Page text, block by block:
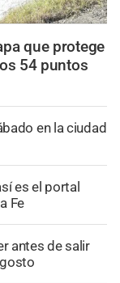
que protege
54 puntos
en la ciudad
es el portal
Fe
antes de salir